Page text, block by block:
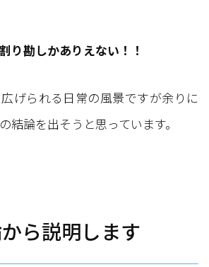
り勘しかありえない！！
げられる日常の風景ですが余りに
結論を出そうと思っています。
ら説明します